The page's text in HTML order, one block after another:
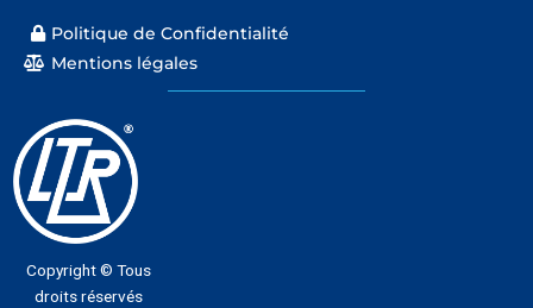
c
b
n
e
Politique de Confidentialité
Mentions légales
Copyright © Tous
droits réservés